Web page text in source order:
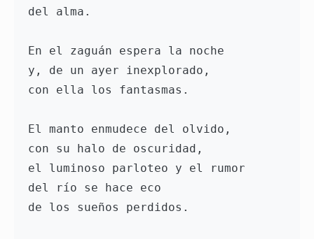
del alma.
En el zaguán espera la noche
y, de un ayer inexplorado,
con ella los fantasmas.
El manto enmudece del olvido,
con su halo de oscuridad,
el luminoso parloteo y el rumor
del río se hace eco
de los sueños perdidos.